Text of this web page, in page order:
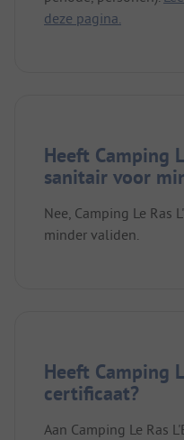
deze pagina.
Heeft Camping
sanitair voor
Nee, Camping Le Ras
minder validen.
Heeft Camping
certificaat?
Aan Camping Le Ras